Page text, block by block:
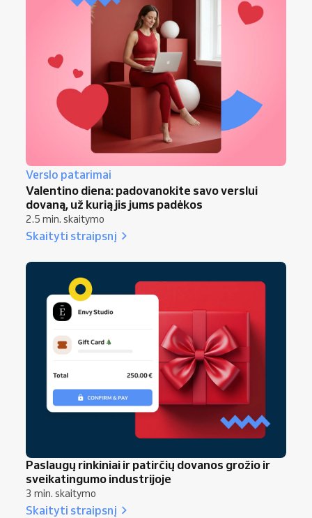
Verslo patarimai
Valentino diena: padovanokite savo verslui
dovaną, už kurią jis jums padėkos
2.5 min. skaitymo
Skaityti straipsnį
Paslaugų rinkiniai ir patirčių dovanos grožio ir
sveikatingumo industrijoje
3 min. skaitymo
Skaityti straipsnį